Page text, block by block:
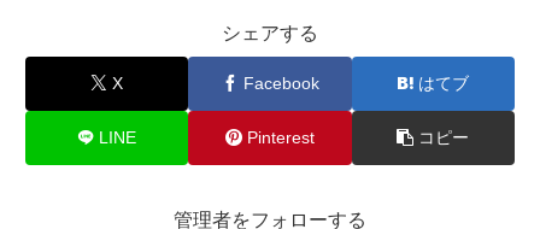
シェアする
X Facebook はてブ
LINE Pinterest コピー
管理者をフォローする